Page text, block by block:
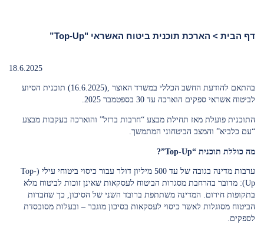
דף הבית > הארכת תוכנית ביטוח האשראי "Top-Up”
18.6.2025
בהתאם להודעת החשב הכללי במשרד האוצר ,(16.6.2025) תוכנית הסיוע
לביטוח אשראי ספקים הוארכה עד 30 בספטמבר 2025.
התוכנית פועלת מאז תחילת מבצע “חרבות ברזל” והוארכה בעקבות מבצע
“עם כלביא” והמצב הביטחוני המתמשך.
מה כוללת תוכנית “Top-Up”?
ערבות מדינה בגובה של עד 500 מיליון דולר עבור כיסוי ביטוחי עילי (Top-
Up): מדובר בהרחבת מסגרות הביטוח לעסקאות שאינן זוכות לביטוח מלא
בתקופות חירום. המדינה משתתפת ברובד השני של הסיכון, כך שחברות
הביטוח מסוגלות לאשר כיסוי לעסקאות בסיכון מוגבר – ובעלות מסובסדת
לספקים.